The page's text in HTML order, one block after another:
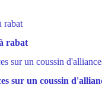
rabat
sur un coussin